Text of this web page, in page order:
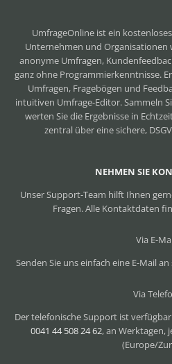
UmfrageOnline ist ein
Unternehmen und
anonyme Umfragen,
ganz ohne Programmierkenntnisse.
Umfragen, Fragebögen und
intuitiven Umfrage-Editor. Sammeln
werten Sie die Ergebnisse in
zentral über eine sichere,
NEHMEN SIE
Unser Support-Team hilft Ihnen
Fragen. Alle Kontaktdaten
Via E-
Senden Sie uns einfach eine E-Mail an
Via
Der telefonische Support ist
0041 44 508 24 62, an Werktagen,
(Europe/